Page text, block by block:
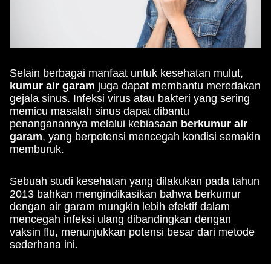
Selain berbagai manfaat untuk kesehatan mulut,
kumur air garam juga dapat membantu meredakan
gejala sinus. Infeksi virus atau bakteri yang sering
memicu masalah sinus dapat dibantu
penanganannya melalui kebiasaan berkumur air
garam, yang berpotensi mencegah kondisi semakin
memburuk.
Sebuah studi kesehatan yang dilakukan pada tahun
2013 bahkan mengindikasikan bahwa berkumur
dengan air garam mungkin lebih efektif dalam
mencegah infeksi ulang dibandingkan dengan
vaksin flu, menunjukkan potensi besar dari metode
sederhana ini.